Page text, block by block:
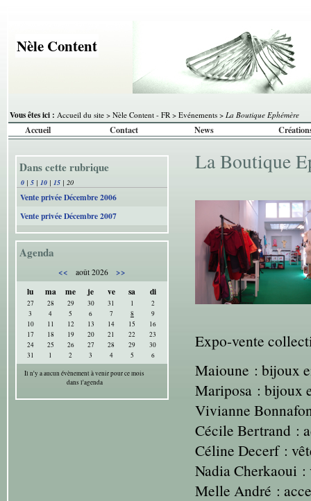
Nèle Content
Vous êtes ici : Accueil du site > Nèle Content - FR > Evénements > La Boutique Ephémère
Accueil Contact News
Dans cette rubrique
0 | 5 | 10 | 15 | 20
Vente privée Décembre 2006
Vente privée Décembre 2007
Agenda
<< août 2026
>>
lu
ma me je ve sa di
27 28 29 30 31 1
2
3
4 5 6 7 8
9
10
11 12 13 14 15
16
17
18 19 20 21 22
23
24
25 26 27 28 29
30
31
1 2 3 4 5
6
Il n'y a aucun évènement à venir pour ce mois
dans l'agenda
La Boutique
Expo-vente
Maioune : bijoux
Mariposa : bijoux
Vivianne
Cécile Bertrand :
Céline Decerf :
Nadia Cherkaoui :
Melle André :